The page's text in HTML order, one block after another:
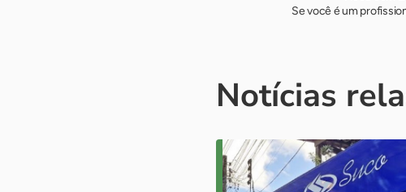
Se você é um
Notícias